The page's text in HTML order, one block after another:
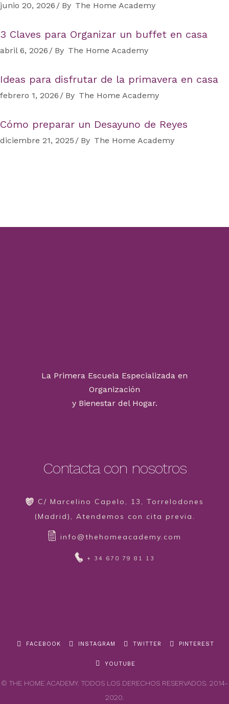
junio 20, 2026 By The Home Academy
3 Claves para Organizar un buffet en casa
abril 6, 2026 By The Home Academy
Ideas para disfrutar de la primavera en casa
febrero 1, 2026 By The Home Academy
Cómo preparar un Desayuno de Reyes
diciembre 21, 2025 By The Home Academy
La Primera Escuela Especializada en
Organización
y Bienestar del Hogar.
Contacta con nosotros
C/ Marcelino Capelo, 13, Torrelodones
(Madrid), Atendemos con cita previa.
info@thehomeacademy.com
+ 34 670 79 81 13
FACEBOOK INSTAGRAM TWITTER PINTEREST
YOUTUBE
© THE HOME ACADEMY. TODOS LOS DERECHOS RESERVADOS. 2014-
2020.